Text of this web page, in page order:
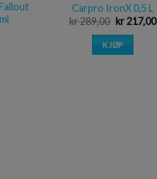
Carpro IronX 0,5 L
kr289,00 kr217,00
KJØP